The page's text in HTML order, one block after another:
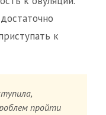
к
пройти